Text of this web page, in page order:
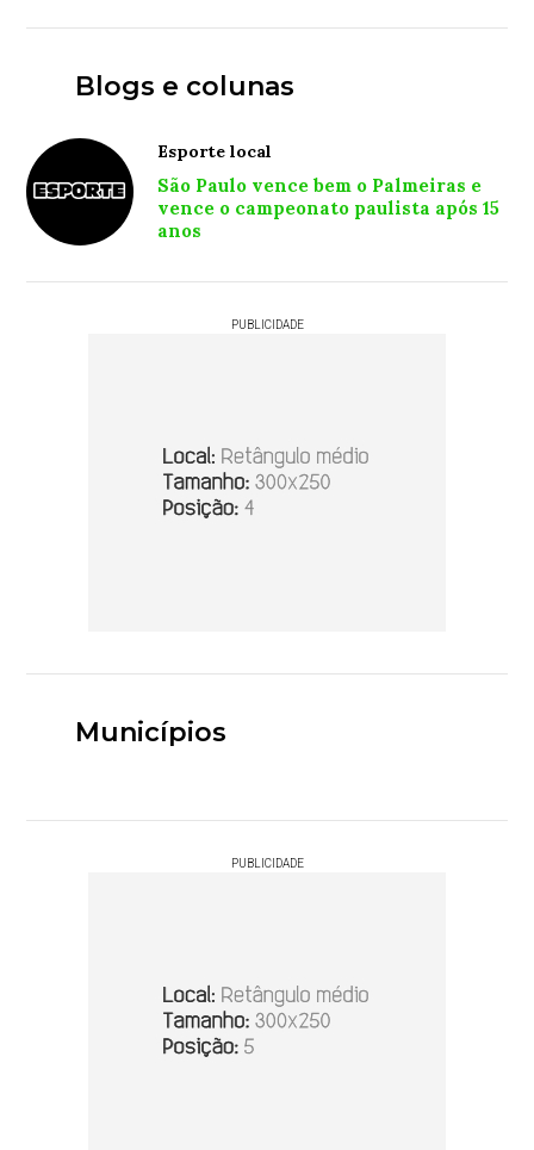
Blogs e colunas
Esporte local
São Paulo vence bem o Palmeiras e
vence o campeonato paulista após 15
anos
PUBLICIDADE
Municípios
PUBLICIDADE